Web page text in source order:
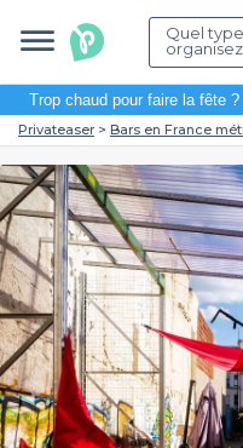
Quel
Trop chaud pour faire la fête ?
Privateaser Bars en France